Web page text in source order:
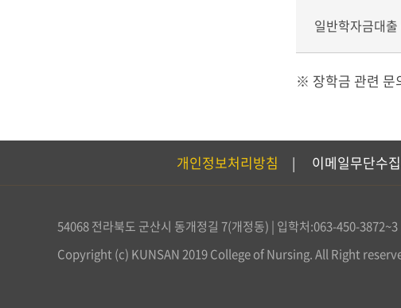
일반학자금대
※ 장학금 관련 문
개인정보처리방침 | 이메일무단수
54068 전라북도 군산시 동개정길 7(개정동) | 입학처:063-450-
Copyright (c) KUNSAN 2019 College of Nursing. All Right